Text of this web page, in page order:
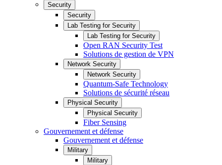
Security
Security
Lab Testing for Security
Lab Testing for Security
Open RAN Security Test
Solutions de gestion de VPN
Network Security
Network Security
Quantum-Safe Technology
Solutions de sécurité réseau
Physical Security
Physical Security
Fiber Sensing
Gouvernement et défense
Gouvernement et défense
Military
Military